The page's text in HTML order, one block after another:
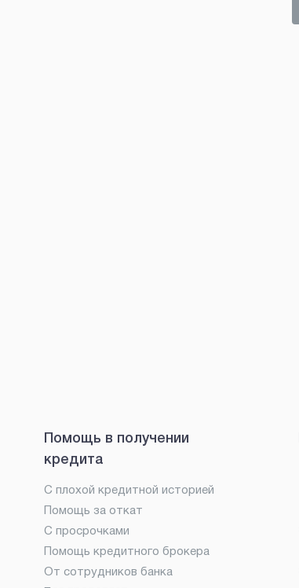
Помощь в получении
кредита
С плохой кредитной историей
Помощь за откат
С просрочками
Помощь кредитного брокера
От сотрудников банка